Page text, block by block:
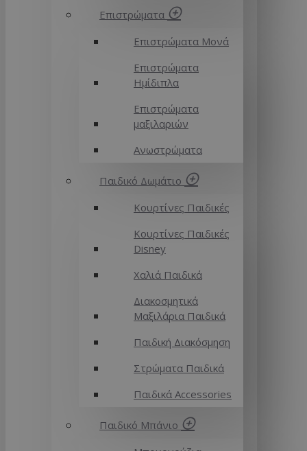
Επιστρώματα
Επιστρώματα Μονά
Επιστρώματα
Ημίδιπλα
Επιστρώματα
μαξιλαριών
Ανωστρώματα
Παιδικό Δωμάτιο
Κουρτίνες Παιδικές
Κουρτίνες Παιδικές
Disney
Χαλιά Παιδικά
Διακοσμητικά
Μαξιλάρια Παιδικά
Παιδική Διακόσμηση
Στρώματα Παιδικά
Παιδικά Accessories
Παιδικό Μπάνιο